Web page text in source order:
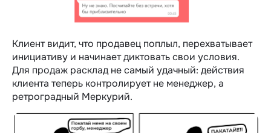
Клиент видит, что продавец поплыл, перехватывает
инициативу и начинает диктовать свои условия.
Для продаж расклад не самый удачный: действия
клиента теперь контролирует не менеджер, а
ретроградный Меркурий.